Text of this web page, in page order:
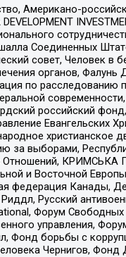
Американо-
Соединенных
совет, Человек в
органов, Фалунь
по расследованию
российский
Евангельских
христианское
за выборами,
Отношений,
и Восточной
федерация Канады,
Русский
Форум
управления,
Фонд борьбы с
Чернигов,